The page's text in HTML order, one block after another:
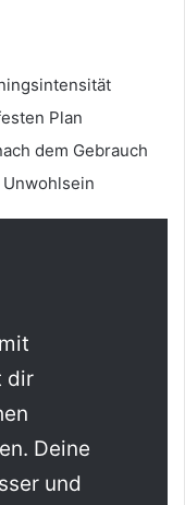
Plan
dem Gebrauch
dir
Deine
und